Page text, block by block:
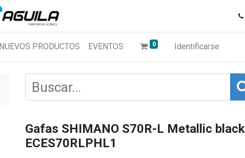
NUEVOS PRODUCTOS EVENTOS 0 Identificarse
Gafas SHIMANO S70R-L Metallic black
ECES70RLPHL1